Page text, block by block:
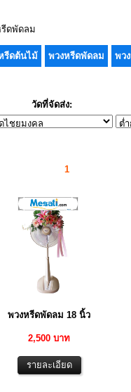
ดพัดลม
รีดต้นไม้ พวงหรีดพัดลม พว
วัดที่จัดส่ง:
1
พวงหรีดพัดลม 18 นิ้ว
2,500 บาท